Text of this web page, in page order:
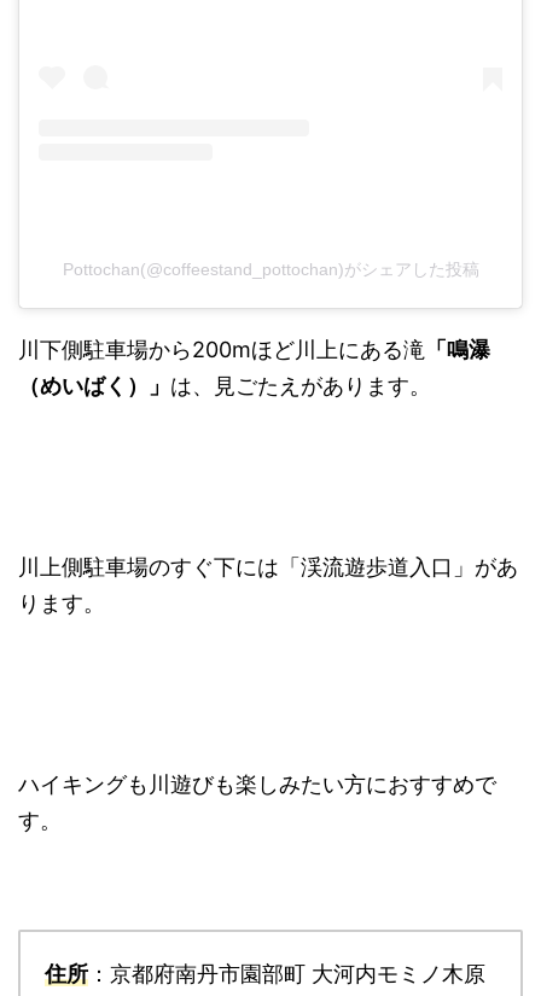
Pottochan(@coffeestand_pottochan)がシェアした投稿
川下側駐車場から200mほど川上にある滝 「鳴瀑
（めいばく）」 は、見ごたえがあります。
川上側駐車場のすぐ下には「渓流遊歩道入口」があ
ります。
ハイキングも川遊びも楽しみたい方におすすめで
す。
住所 ：京都府南丹市園部町 大河内モミノ木原